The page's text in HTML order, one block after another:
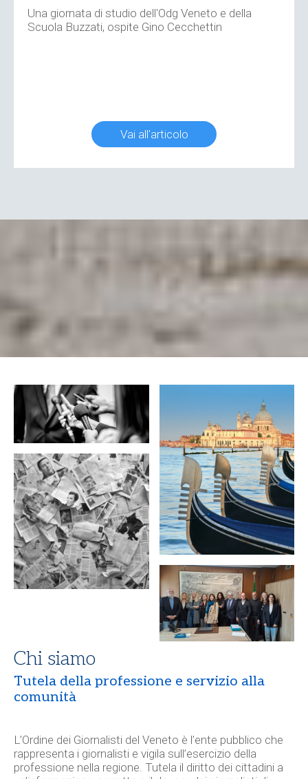
Una giornata di studio dell'Odg Veneto e della
Scuola Buzzati, ospite Gino Cecchettin
Vai all'articolo
Chi siamo
Tutela della professione e servizio alla
comunità
L’Ordine dei Giornalisti del Veneto è l’ente pubblico che
rappresenta i giornalisti e vigila sull’esercizio della
professione nella regione. Tutela il diritto dei cittadini a